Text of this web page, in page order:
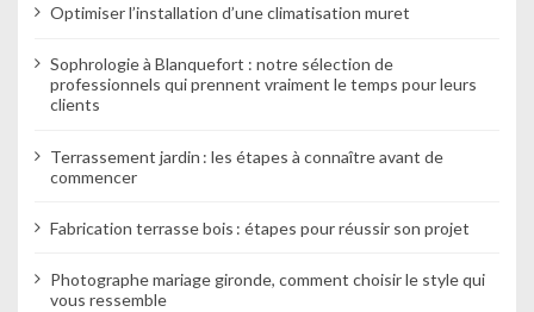
Optimiser l’installation d’une climatisation muret
Sophrologie à Blanquefort : notre sélection de
professionnels qui prennent vraiment le temps pour leurs
clients
Terrassement jardin : les étapes à connaître avant de
commencer
Fabrication terrasse bois : étapes pour réussir son projet
Photographe mariage gironde, comment choisir le style qui
vous ressemble